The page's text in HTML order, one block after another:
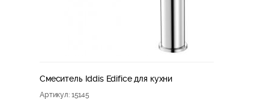
Смеситель Iddis Edifice для кухни
Артикул: 15145